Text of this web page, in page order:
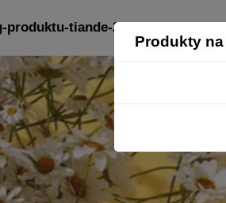
Produkty
tiande-2024/: strana 139